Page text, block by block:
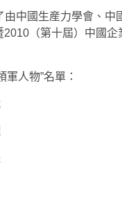
中國生産力學會、中
（第十屆）中國企
人物”名單：